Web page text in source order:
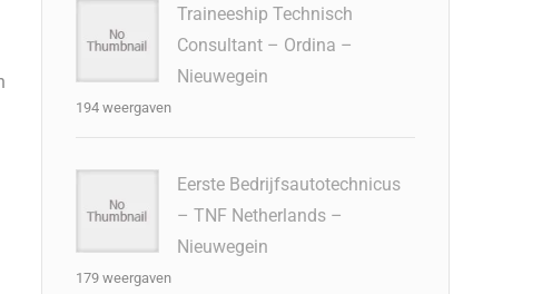
Traineeship Technisch
Consultant – Ordina –
Nieuwegein
194 weergaven
Eerste Bedrijfsautotechnicus
– TNF Netherlands –
Nieuwegein
179 weergaven